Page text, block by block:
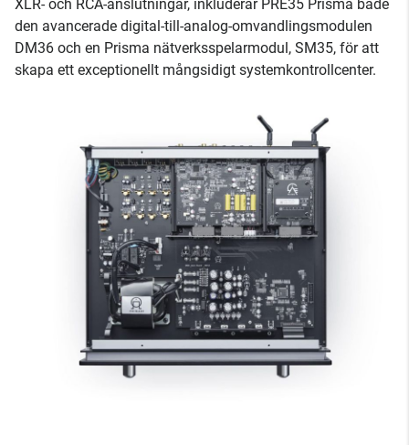
XLR- och RCA-anslutningar, inkluderar PRE35 Prisma både
den avancerade digital-till-analog-omvandlingsmodulen
DM36 och en Prisma nätverksspelarmodul, SM35, för att
skapa ett exceptionellt mångsidigt systemkontrollcenter.